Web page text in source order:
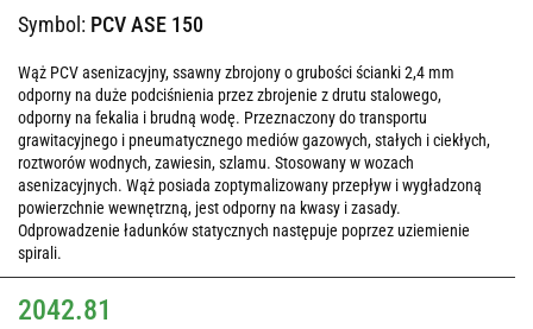
Symbol: PCV ASE 150
Wąż PCV asenizacyjny, ssawny zbrojony o grubości ścianki 2,4 mm
odporny na duże podciśnienia przez zbrojenie z drutu stalowego,
odporny na fekalia i brudną wodę. Przeznaczony do transportu
grawitacyjnego i pneumatycznego mediów gazowych, stałych i ciekłych,
roztworów wodnych, zawiesin, szlamu. Stosowany w wozach
asenizacyjnych. Wąż posiada zoptymalizowany przepływ i wygładzoną
powierzchnie wewnętrzną, jest odporny na kwasy i zasady.
Odprowadzenie ładunków statycznych następuje poprzez uziemienie
spirali.
2042.81